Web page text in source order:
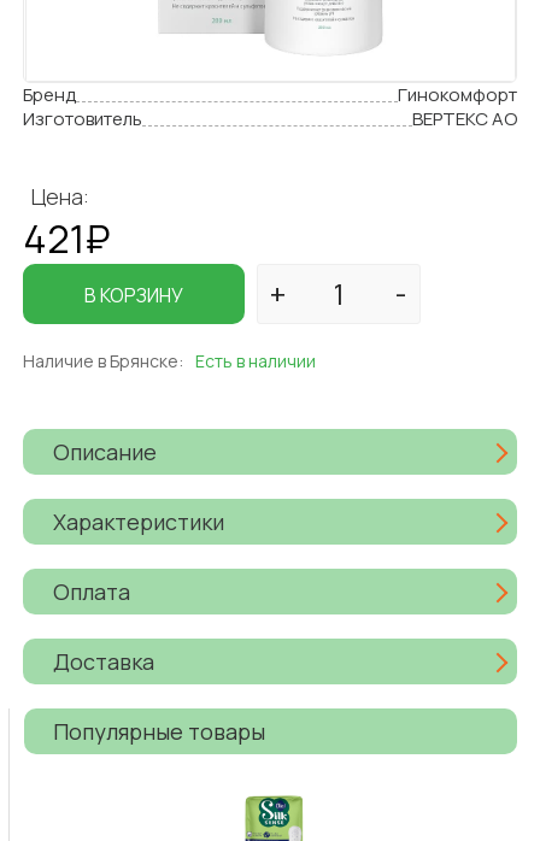
Бренд
Гинокомфорт
Изготовитель
ВЕРТЕКС АО
Цена:
421₽
В КОРЗИНУ
Наличие в Брянске: Есть в наличии
Описание
Характеристики
Оплата
Доставка
Популярные товары